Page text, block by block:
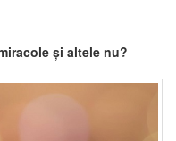
și altele nu?